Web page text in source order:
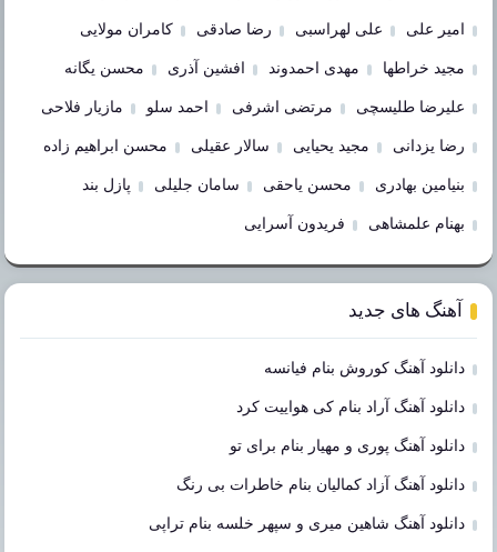
امیر علی علی لهراسبی رضا صادقی کامران مولایی
مجید خراطها مهدی احمدوند افشین آذری محسن یگانه
علیرضا طلیسچی مرتضی اشرفی احمد سلو مازیار فلاحی
رضا یزدانی مجید یحیایی سالار عقیلی محسن ابراهیم زاده
بنیامین بهادری محسن یاحقی سامان جلیلی پازل بند
بهنام علمشاهی فریدون آسرایی
آهنگ های جدید
دانلود آهنگ کوروش بنام فیانسه
دانلود آهنگ آراد بنام کی هواییت کرد
دانلود آهنگ پوری و مهیار بنام برای تو
دانلود آهنگ آزاد کمالیان بنام خاطرات بی رنگ
دانلود آهنگ شاهین میری و سپهر خلسه بنام تراپی